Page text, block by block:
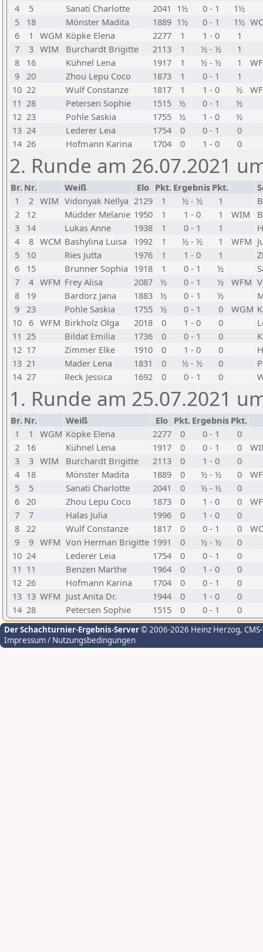
4
5 Sanati Charlotte 2041 1½ 0 - 1
1½
5
18 Mönster Madita 1889 1½ 0 - 1 1½
6
1 WGM Köpke Elena 2277 1 1 - 0
1
7
3 WIM Burchardt Brigitte 2113 1 ½ - ½
1
8
16 Kühnel Lena 1917 1 ½ - ½ 1
9
20 Zhou Lepu Coco 1873 1 0 - 1
1
10 22 Wulf Constanze 1817 1 1 - 0 ½
11 28 Petersen Sophie 1515 ½ 0 - 1
½
12 23 Pohle Saskia 1755 ½ 1 - 0
½
13 24 Lederer Leia 1754 0 0 - 1
0
14 26 Hofmann Karina 1704 0 1 - 0 0
2. Runde am 26.07.2021
Br. Nr. Weiß Elo Pkt. Ergebnis Pkt.
1
2 WIM Vidonyak Nellya 2129 1 ½ - ½ 1
2
12 Müdder Melanie 1950 1 1 - 0 1 WIM
3
14 Lukas Anne 1938 1 0 - 1 1
4
8 WCM Bashylina Luisa 1992 1 ½ - ½ 1 WFM
5
10 Ries Jutta 1976 1 1 - 0 1
6
15 Brunner Sophia 1918 1 0 - 1 ½
7
4 WFM Frey Alisa 2087 ½ 0 - 1 ½ WFM
8
19 Bardorz Jana 1883 ½ 0 - 1 ½
9
23 Pohle Saskia 1755 ½ 0 - 1 0 WGM
10
6 WFM Birkholz Olga 2018 0 1 - 0 0
11 25 Bildat Emilia 1736 0 0 - 1 0
12 17 Zimmer Elke 1910 0 1 - 0 0
13 21 Mader Lena 1831 0 ½ - ½ 0
14 27 Reck Jessica 1692 0 0 - 1 0
1. Runde am 25.07.2021
Br. Nr. Weiß Elo Pkt. Ergebnis Pkt.
1
1 WGM Köpke Elena 2277 0 0 - 1
0
2
16 Kühnel Lena 1917 0 0 - 1 0
3
3 WIM Burchardt Brigitte 2113 0 1 - 0
0
4
18 Mönster Madita 1889 0 ½ - ½ 0
5
5 Sanati Charlotte 2041 0 ½ - ½
0
6
20 Zhou Lepu Coco 1873 0 1 - 0 0
7
7 Halas Julia 1996 0 1 - 0
0
8
22 Wulf Constanze 1817 0 0 - 1 0
9
9 WFM Von Herman Brigitte 1991 0 ½ - ½
0
10 24 Lederer Leia 1754 0 0 - 1
0
11 11 Benzen Marthe 1964 0 1 - 0
0
12 26 Hofmann Karina 1704 0 0 - 1
0
13 13 WFM Just Anita Dr. 1944 0 1 - 0
0
14 28 Petersen Sophie 1515 0 0 - 1 0
Der Schachturnier-Ergebnis-Server© 2006-2026 Heinz Herzog,
Impressum / Nutzungsbedingungen